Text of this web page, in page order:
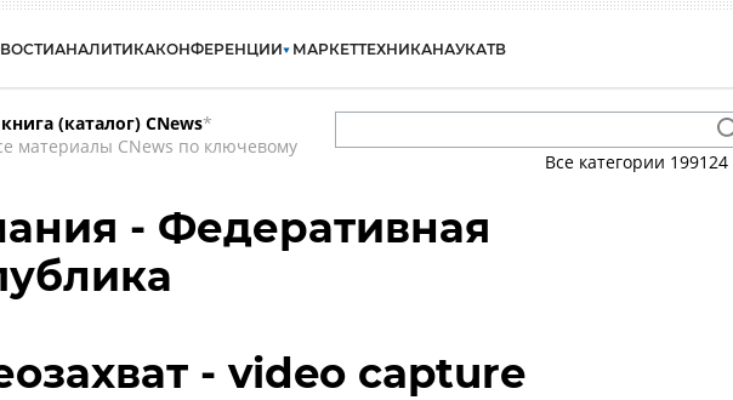
АНАЛИТИКАКОНФЕРЕНЦИИ МАРКЕТТЕХНИКАНАУКАТВ
(каталог) CNews*
материалы CNews по ключевому
Все категории 199124
- Федеративная
- video capture